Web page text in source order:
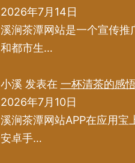
2026年7月14日
溪涧茶潭网站是一个宣传推
和都市生…
小溪 发表在 一杯清茶的感
2026年7月10日
溪涧茶潭网站APP在应用宝
安卓手…